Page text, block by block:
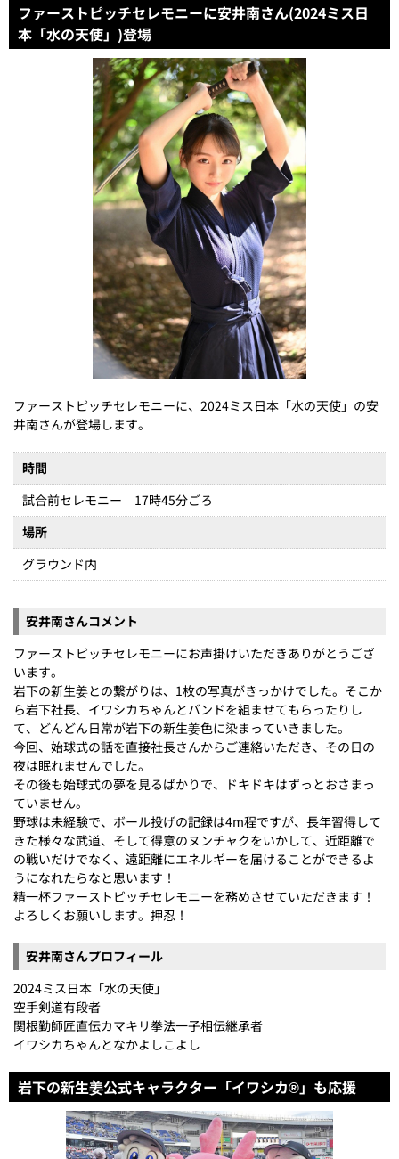
ファーストピッチセレモニーに安井南さん(2024ミス日
本「水の天使」)登場
ファーストピッチセレモニーに、2024ミス日本「水の天使」の安
井南さんが登場します。
時間
試合前セレモニー 17時45分ごろ
場所
グラウンド内
安井南さんコメント
ファーストピッチセレモニーにお声掛けいただきありがとうござ
います。
岩下の新生姜との繋がりは、1枚の写真がきっかけでした。そこか
ら岩下社長、イワシカちゃんとバンドを組ませてもらったりし
て、どんどん日常が岩下の新生姜色に染まっていきました。
今回、始球式の話を直接社長さんからご連絡いただき、その日の
夜は眠れませんでした。
その後も始球式の夢を見るばかりで、ドキドキはずっとおさまっ
ていません。
野球は未経験で、ボール投げの記録は4m程ですが、長年習得して
きた様々な武道、そして得意のヌンチャクをいかして、近距離で
の戦いだけでなく、遠距離にエネルギーを届けることができるよ
うになれたらなと思います！
精一杯ファーストピッチセレモニーを務めさせていただきます！
よろしくお願いします。押忍！
安井南さんプロフィール
2024ミス日本「水の天使」
空手剣道有段者
関根勤師匠直伝カマキリ拳法一子相伝継承者
イワシカちゃんとなかよしこよし
岩下の新生姜公式キャラクター「イワシカ®」も応援